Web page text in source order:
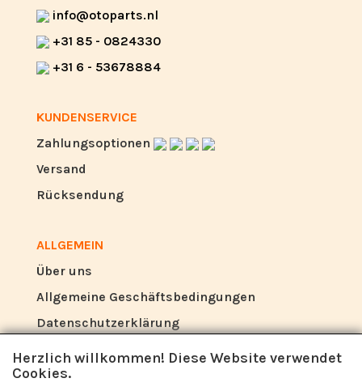
info@otoparts.nl
+31 85 - 0824330
+31 6 - 53678884
KUNDENSERVICE
Zahlungsoptionen
Versand
Rücksendung
ALLGEMEIN
Über uns
Allgemeine Geschäftsbedingungen
Datenschutzerklärung
BEWERTUNG
Herzlich willkommen! Diese Website verwendet
Cookies.